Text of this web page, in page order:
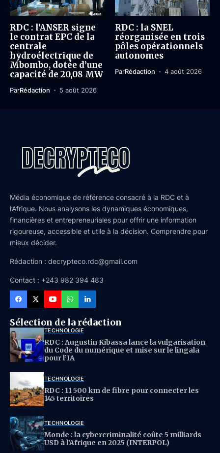
RDC : l’ANSER signe
le contrat EPC de la
centrale
hydroélectrique de
Mbombo, dotée d’une
capacité de 20,08 MW
ParRédaction 5 août 2026
RDC : la SNEL
réorganisée en trois
pôles opérationnels
autonomes
ParRédaction 4 août 2026
Média économique de référence consacré à la RDC et à
l’Afrique. Nous analysons les dynamiques économiques,
financières et entrepreneuriales pour offrir une information
rigoureuse, accessible et utile à la décision. Comprendre pour
mieux décider.
Rédaction : decrypteco.rdc@gmail.com
Contact : +243 982 394 483
Sélection de la rédaction
TECHNOLOGIE
RDC : Augustin Kibassa lance la vulgarisation
du Code du numérique et mise sur le lingala
pour l’IA
TECHNOLOGIE
RDC : 11 500 km de fibre pour connecter les
145 territoires
TECHNOLOGIE
Monde : la cybercriminalité coûte 5 milliards
USD à l’Afrique en 2025 (INTERPOL)